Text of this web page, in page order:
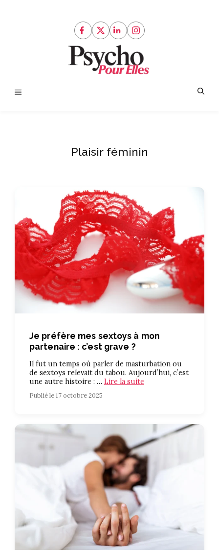
Plaisir féminin
Je préfère mes sextoys à mon
partenaire : c’est grave ?
Il fut un temps où parler de masturbation ou
de sextoys relevait du tabou. Aujourd’hui, c’est
une autre histoire : … Lire la suite
Publié le 17 octobre 2025